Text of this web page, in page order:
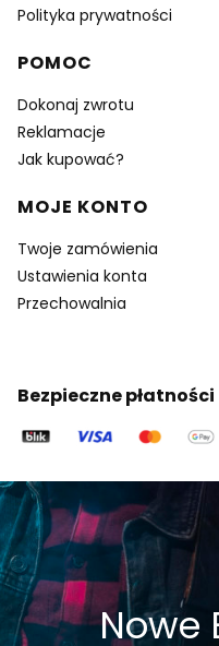
Polityka prywatności
POMOC
Dokonaj zwrotu
Reklamacje
Jak kupować?
MOJE KONTO
Twoje zamówienia
Ustawienia konta
Przechowalnia
Bezpieczne płatności
Nowe